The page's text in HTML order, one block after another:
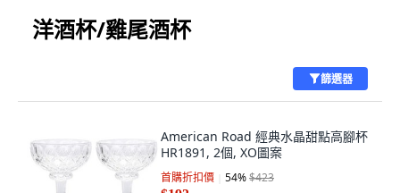
洋酒杯/雞尾酒杯
篩選器
American Road 經典水晶甜點高腳杯
HR1891, 2個, XO圖案
首購折扣價 54%$423